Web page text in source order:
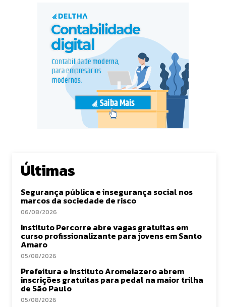
Últimas
Segurança pública e insegurança social nos
marcos da sociedade de risco
06/08/2026
Instituto Percorre abre vagas gratuitas em
curso profissionalizante para jovens em Santo
Amaro
05/08/2026
Prefeitura e Instituto Aromeiazero abrem
inscrições gratuitas para pedal na maior trilha
de São Paulo
05/08/2026